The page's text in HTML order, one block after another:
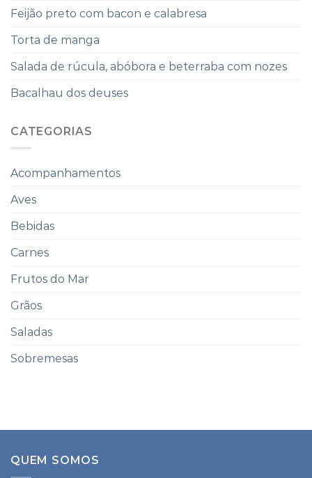
Feijão preto com bacon e calabresa
Torta de manga
Salada de rúcula, abóbora e beterraba com nozes
Bacalhau dos deuses
CATEGORIAS
Acompanhamentos
Aves
Bebidas
Carnes
Frutos do Mar
Grãos
Saladas
Sobremesas
QUEM SOMOS